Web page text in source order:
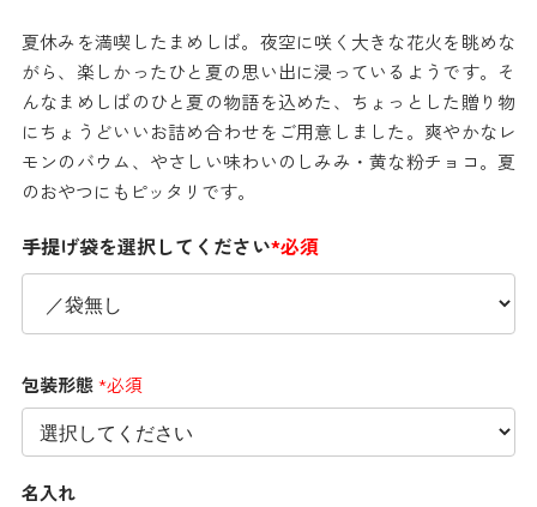
夏休みを満喫したまめしば。夜空に咲く大きな花火を眺めな
がら、楽しかったひと夏の思い出に浸っているようです。そ
んなまめしばのひと夏の物語を込めた、ちょっとした贈り物
にちょうどいいお詰め合わせをご用意しました。爽やかなレ
モンのバウム、やさしい味わいのしみみ・黄な粉チョコ。夏
のおやつにもピッタリです。
手提げ袋を選択してください*必須
包装形態*必須
名入れ